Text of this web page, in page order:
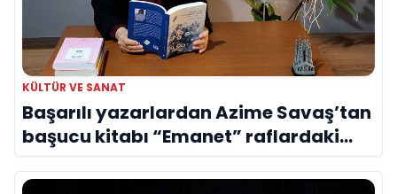
KÜLTÜR VE SANAT
Başarılı yazarlardan Azime Savaş’tan
başucu kitabı “Emanet” raflardaki
yerini aldı